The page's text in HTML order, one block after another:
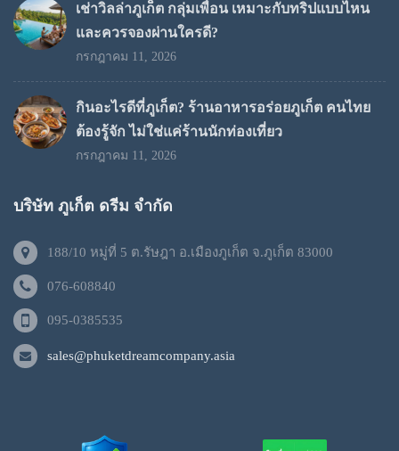
เช่าวิลล่าภูเก็ต กลุ่มเพื่อน เหมาะกับทริปแบบไหน
และควรจองผ่านใครดี?
กรกฎาคม 11, 2026
กินอะไรดีที่ภูเก็ต? ร้านอาหารอร่อยภูเก็ต คนไทย
ต้องรู้จัก ไม่ใช่แค่ร้านนักท่องเที่ยว
กรกฎาคม 11, 2026
บริษัท ภูเก็ต ดรีม จำกัด
188/10 หมู่ที่ 5 ต.รัษฎา อ.เมืองภูเก็ต จ.ภูเก็ต 83000
076-608840
095-0385535
sales@phuketdreamcompany.asia